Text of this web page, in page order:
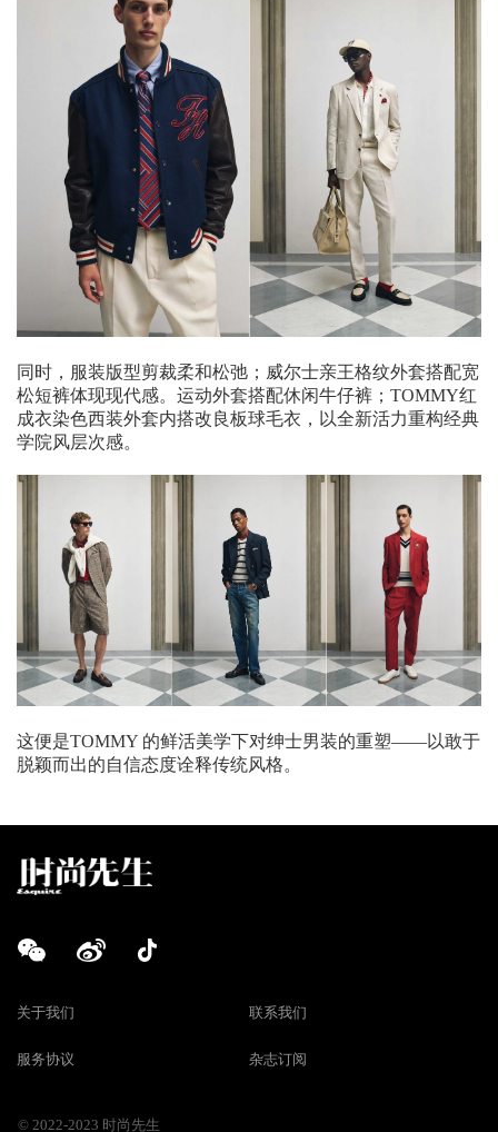
同时，服装版型剪裁柔和松弛；威尔士亲王格纹外套搭配宽
松短裤体现现代感。运动外套搭配休闲牛仔裤；TOMMY红
成衣染色西装外套内搭改良板球毛衣，以全新活力重构经典
学院风层次感。
这便是TOMMY 的鲜活美学下对绅士男装的重塑——以敢于
脱颖而出的自信态度诠释传统风格。
关于我们 联系我们
服务协议 杂志订阅
© 2022-2023 时尚先生